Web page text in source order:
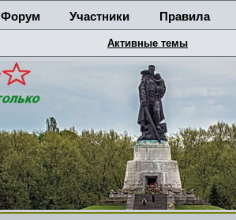
Форум Участники Правила
Активные темы